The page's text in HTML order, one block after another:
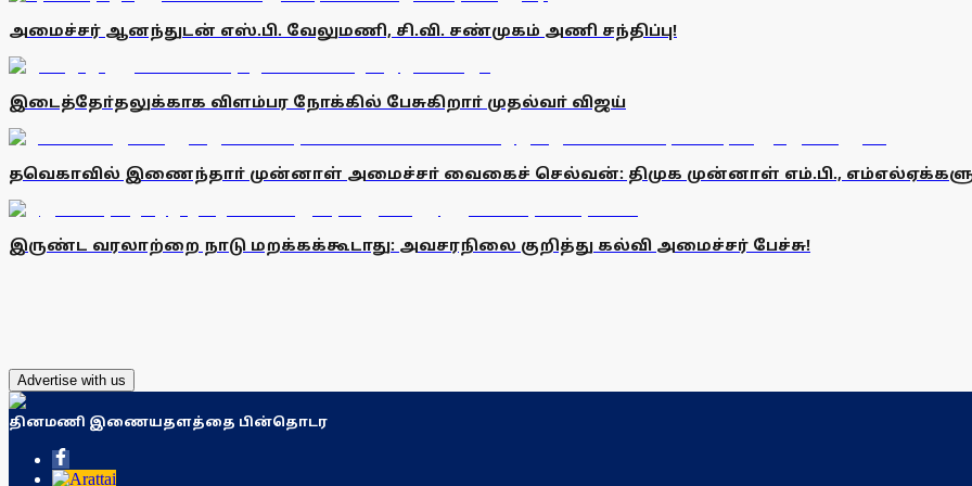
அமைச்சர் ஆனந்துடன் எஸ்.பி. வேலுமணி, சி.வி. சண்முகம் அணி சந்திப்பு!
இடைத்தோ்தலுக்காக விளம்பர நோக்கில் பேசுகிறாா் முதல்வா் விஜய்
தவெகாவில் இணைந்தாா் முன்னாள் அமைச்சா் வைகைச் செல்வன்: திமுக முன்னாள் எம்.பி.,
இருண்ட வரலாற்றை நாடு மறக்கக்கூடாது: அவசரநிலை குறித்து கல்வி அமைச்சர் பேச்சு!
Advertise with us
தினமணி இணையதளத்தை பின்தொடர